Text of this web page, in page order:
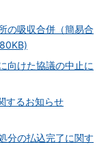
の吸収合併（簡易合
向けた協議の中止に
するお知らせ
分の払込完了に関す